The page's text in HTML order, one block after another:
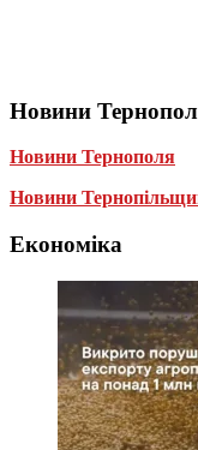
Новини
Новини Тернополя
Новини
Економіка